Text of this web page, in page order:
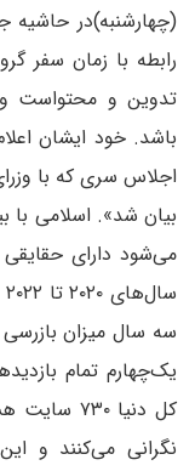
(چهارشنبه)در
رابطه با زمان سفر
تدوین و محتواست
باشد. خود ایشان
اجلاس سری که با
بیان شد». اسلامی با
می‌شود دارای
کل دنیا
نگرانی می‌کنند و